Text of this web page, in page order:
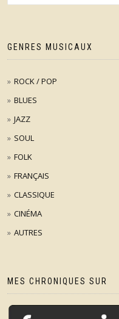
GENRES MUSICAUX
ROCK / POP
BLUES
JAZZ
SOUL
FOLK
FRANÇAIS
CLASSIQUE
CINÉMA
AUTRES
MES CHRONIQUES SUR